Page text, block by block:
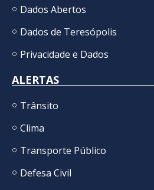
Dados Abertos
Dados de Teresópolis
Privacidade e Dados
ALERTAS
Trânsito
Clima
Transporte Público
Defesa Civil